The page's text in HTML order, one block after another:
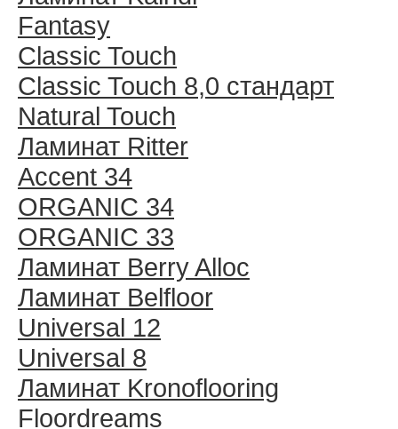
Fantasy
Classic Touch
Classic Touch 8,0 стандарт
Natural Touch
Ламинат Ritter
Accent 34
ORGANIC 34
ORGANIC 33
Ламинат Berry Alloc
Ламинат Belfloor
Universal 12
Universal 8
Ламинат Kronoflooring
Floordreams